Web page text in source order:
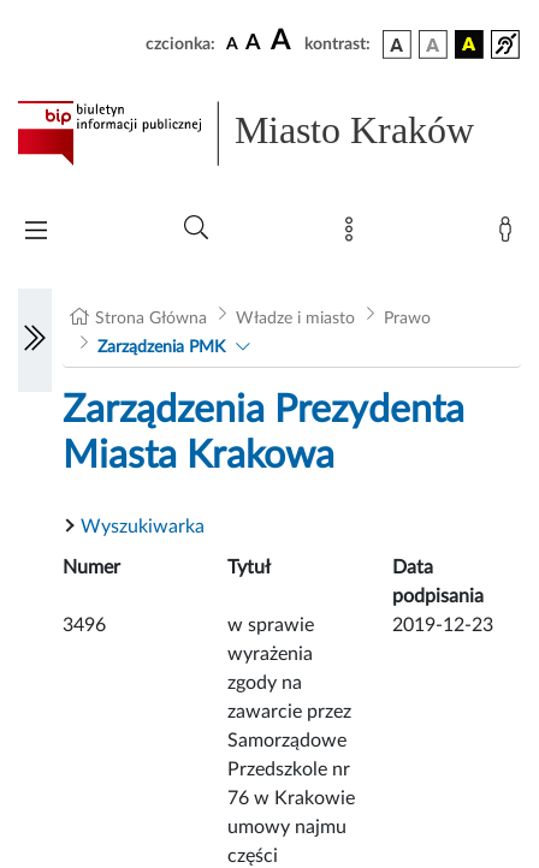
czcionka: A A A kontrast:
Miasto Kraków
Strona Główna Władze i miasto
Prawo
Zarządzenia PMK
Zarządzenia Prezydenta
Miasta Krakowa
Wyszukiwarka
Numer Tytuł
Data
podpisania
3496
w sprawie
wyrażenia
zgody na
zawarcie przez
Samorządowe
Przedszkole nr
76 w Krakowie
umowy najmu
części
2019-12-23